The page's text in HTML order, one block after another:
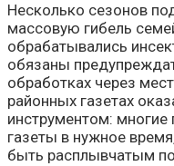
Несколько сезонов
массовую гибель
обрабатывались
обязаны
обработках через
районных газетах
инструментом: многие
газеты в нужное
быть расплывчатым